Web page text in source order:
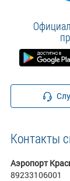
Контакты
Аэропорт
89233106001